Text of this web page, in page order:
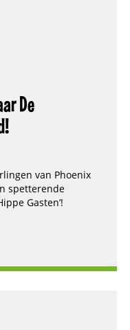
De
van Phoenix
spetterende
Gasten’!